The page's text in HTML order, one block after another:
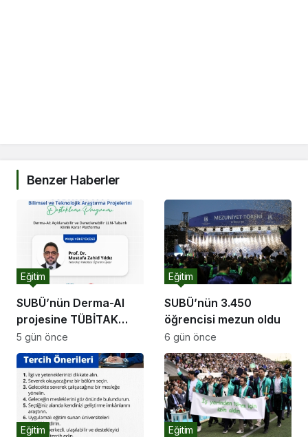
Benzer Haberler
SUBÜ’nün Derma-AI
projesine TÜBİTAK
desteği
Eğitim
5 gün önce
SUBÜ’nün 3.450
öğrencisi mezun oldu
Eğitim
6 gün önce
Eğitim Eğitim